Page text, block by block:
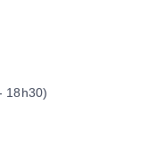
18h30)